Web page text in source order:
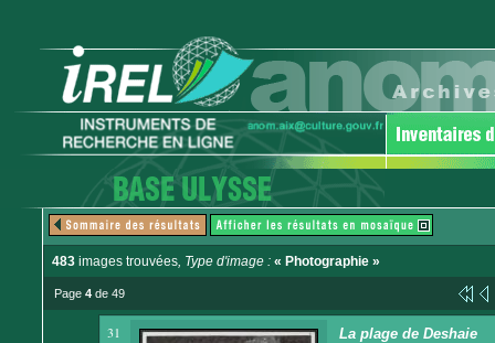
483 images trouvées, Type d'image : « Photographie »
Page 4 de 49
31 La plage de Deshaie